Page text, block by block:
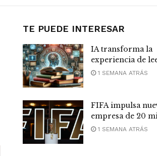
TE PUEDE INTERESAR
IA transforma la
experiencia de
1 SEMANA ATRÁS
FIFA impulsa
empresa de 20
1 SEMANA ATRÁS